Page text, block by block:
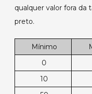
qualquer valor fora da
preto.
Mínimo
0
10